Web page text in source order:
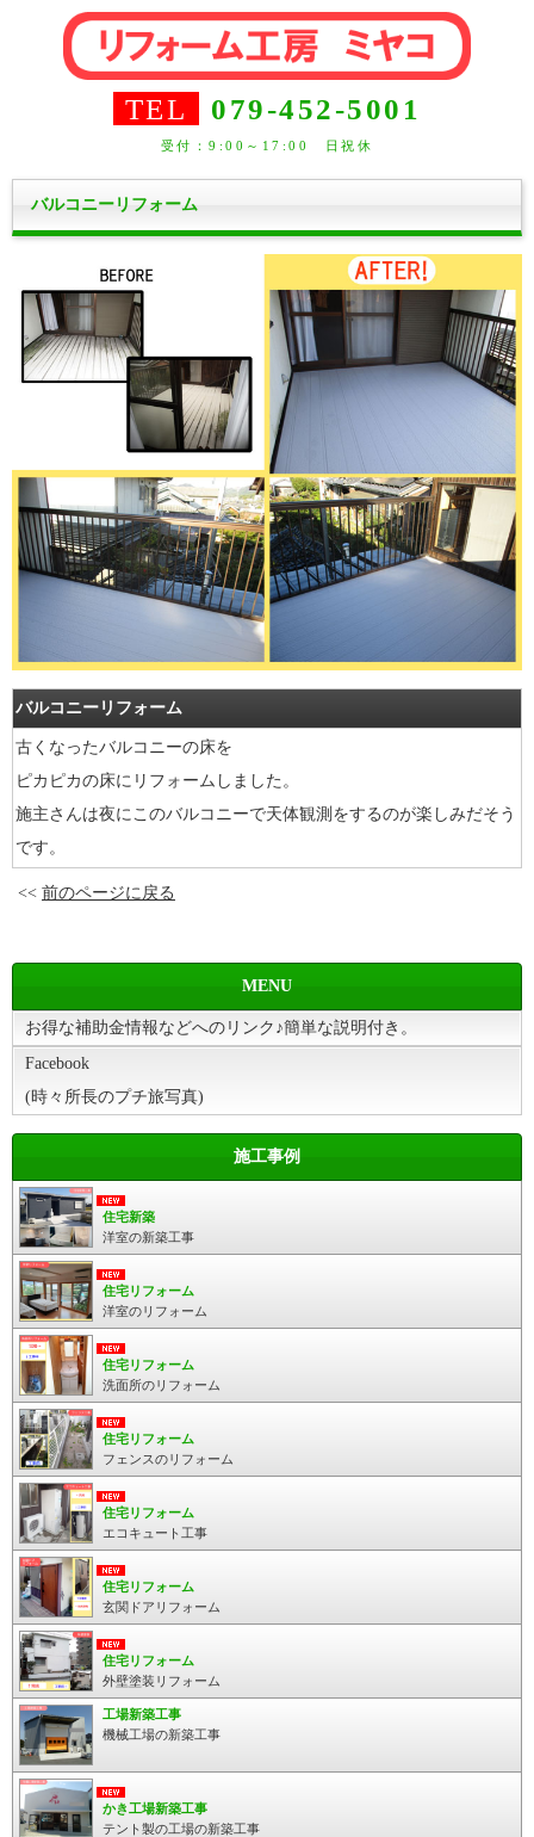
TEL 079-452-5001
受付：9:00～17:00 日祝休
バルコニーリフォーム
バルコニーリフォーム
古くなったバルコニーの床を
ピカピカの床にリフォームしました。
施主さんは夜にこのバルコニーで天体観測をするのが楽しみだそう
です。
<< 前のページに戻る
MENU
お得な補助金情報などへのリンク♪簡単な説明付き。
Facebook
(時々所長のプチ旅写真)
施工事例
住宅新築
洋室の新築工事
住宅リフォーム
洋室のリフォーム
住宅リフォーム
洗面所のリフォーム
住宅リフォーム
フェンスのリフォーム
住宅リフォーム
エコキュート工事
住宅リフォーム
玄関ドアリフォーム
住宅リフォーム
外壁塗装リフォーム
工場新築工事
機械工場の新築工事
かき工場新築工事
テント製の工場の新築工事